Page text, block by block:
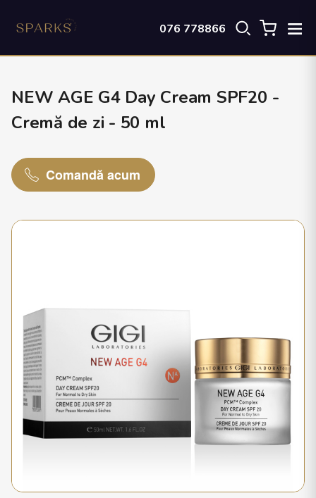
076 778866
NEW AGE G4 Day Cream SPF20 -
Cremă de zi - 50 ml
Comandă acum